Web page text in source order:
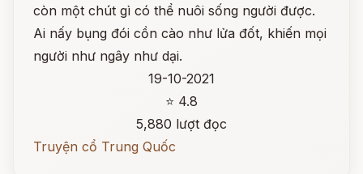
còn một chút gì có thể nuôi sống người được.
Ai nấy bụng đói cồn cào như lửa đốt, khiến mọi
người như ngây như dại.
19-10-2021
⭐ 4.8
5,880 lượt đọc
Truyện cổ Trung Quốc